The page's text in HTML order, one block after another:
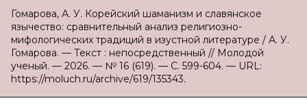
Гомарова, А. У. Корейский шаманизм и славянское
язычество: сравнительный анализ религиозно-
мифологических традиций в изустной литературе / А. У.
Гомарова. — Текст : непосредственный // Молодой
ученый. — 2026. — № 16 (619). — С. 599-604. — URL:
https://moluch.ru/archive/619/135343.